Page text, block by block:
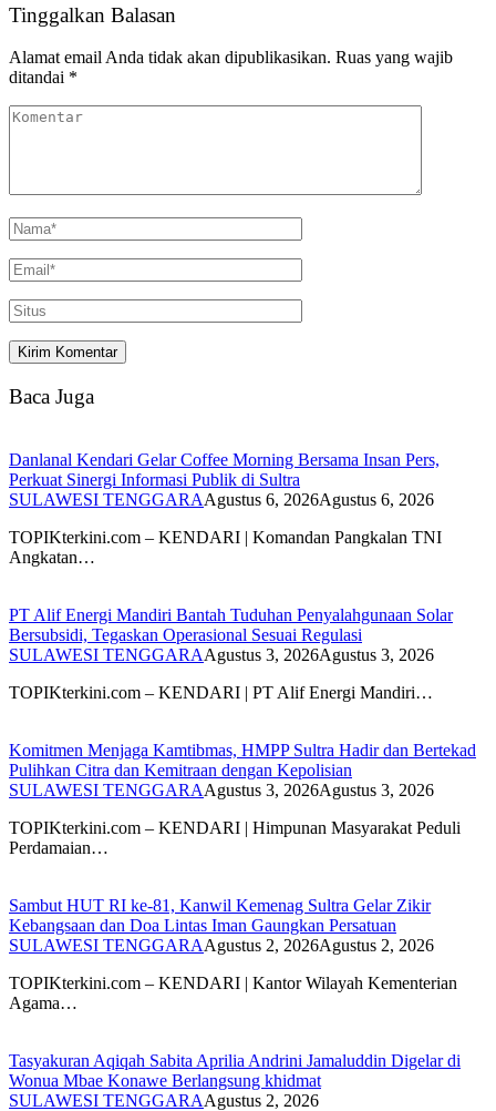
Tinggalkan Balasan
Alamat email Anda tidak akan dipublikasikan. Ruas yang wajib
ditandai *
Baca Juga
Danlanal Kendari Gelar Coffee Morning Bersama Insan Pers,
Perkuat Sinergi Informasi Publik di Sultra
SULAWESI TENGGARAAgustus 6, 2026Agustus 6, 2026
TOPIKterkini.com – KENDARI | Komandan Pangkalan TNI
Angkatan…
PT Alif Energi Mandiri Bantah Tuduhan Penyalahgunaan Solar
Bersubsidi, Tegaskan Operasional Sesuai Regulasi
SULAWESI TENGGARAAgustus 3, 2026Agustus 3, 2026
TOPIKterkini.com – KENDARI | PT Alif Energi Mandiri…
Komitmen Menjaga Kamtibmas, HMPP Sultra Hadir dan Bertekad
Pulihkan Citra dan Kemitraan dengan Kepolisian
SULAWESI TENGGARAAgustus 3, 2026Agustus 3, 2026
TOPIKterkini.com – KENDARI | Himpunan Masyarakat Peduli
Perdamaian…
Sambut HUT RI ke-81, Kanwil Kemenag Sultra Gelar Zikir
Kebangsaan dan Doa Lintas Iman Gaungkan Persatuan
SULAWESI TENGGARAAgustus 2, 2026Agustus 2, 2026
TOPIKterkini.com – KENDARI | Kantor Wilayah Kementerian
Agama…
Tasyakuran Aqiqah Sabita Aprilia Andrini Jamaluddin Digelar di
Wonua Mbae Konawe Berlangsung khidmat
SULAWESI TENGGARAAgustus 2, 2026